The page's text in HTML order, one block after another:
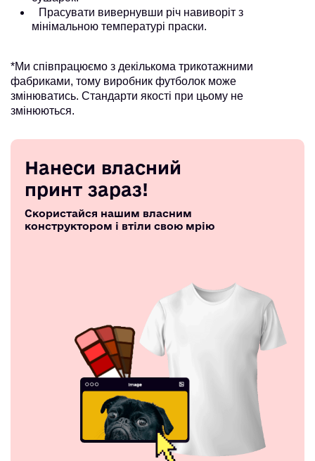
Прасувати вивернувши річ навиворіт з
мінімальною температурі праски.
*Ми співпрацюємо з декількома трикотажними
фабриками, тому виробник футболок може
змінюватись. Стандарти якості при цьому не
змінюються.
Нанеси власний
принт зараз!
Скористайся нашим власним
конструктором і втіли свою мрію